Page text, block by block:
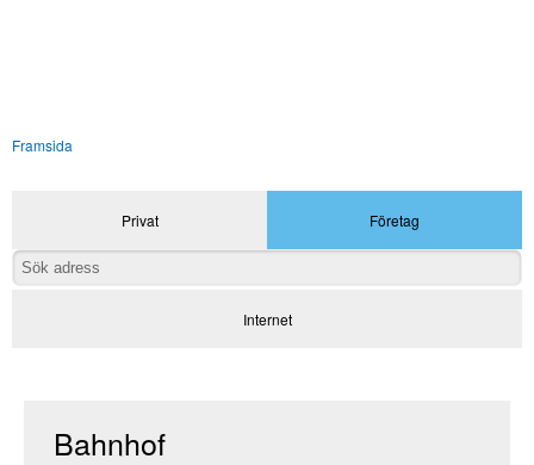
Framsida
Privat Företag
Internet
Bahnhof